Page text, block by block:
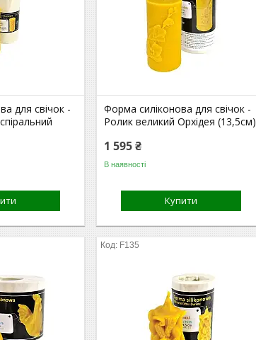
для свічок -
Форма силіконова для свічок -
Ролик великий Орхідея (13,5см)
1 595 ₴
В наявності
Купити
F135